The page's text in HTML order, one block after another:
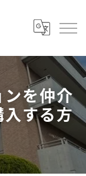
を仲介
する方